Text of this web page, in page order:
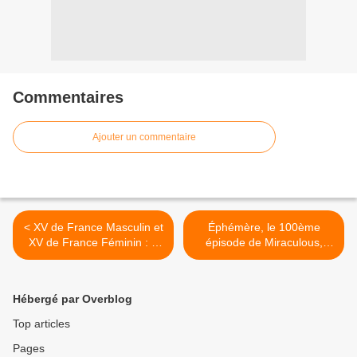
Commentaires
Ajouter un commentaire
< XV de France Masculin et
XV de France Féminin : 6
rencontres en novembre
Éphémère, le 100ème
épisode de Miraculous,
diffusé dimanche matin sur
Hébergé par Overblog
Top articles
Pages